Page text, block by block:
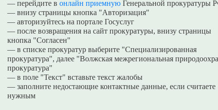
— перейдите в онлайн приемную Генеральной прокуратуры
— внизу страницы кнопка "Авторизация"
— авторизуйтесь на портале Госуслуг
— после возвращения на сайт прокуратуры, внизу страницы
кнопка "Согласен"
— в списке прокуратур выберите "Специализированная
прокуратура", далее "Волжская межрегиональная
прокуратура"
— в поле "Текст" вставьте текст жалобы
— заполните недостающие контактные данные, если считаете
нужным